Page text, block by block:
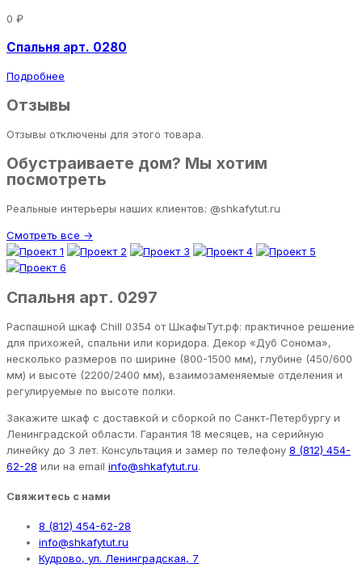
0 ₽
Спальня арт. 0280
Подробнее
Отзывы
Отзывы отключены для этого товара.
Обустраиваете дом? Мы хотим
посмотреть
Реальные интерьеры наших клиентов: @shkafytut.ru
Смотреть все →
Спальня арт. 0297
Распашной шкаф Chill 0354 от ШкафыТут.рф: практичное решение
для прихожей, спальни или коридора. Декор «Дуб Сонома»,
несколько размеров по ширине (800-1500 мм), глубине (450/600
мм) и высоте (2200/2400 мм), взаимозаменяемые отделения и
регулируемые по высоте полки.
Закажите шкаф с доставкой и сборкой по Санкт-Петербургу и
Ленинградской области. Гарантия 18 месяцев, на серийную
линейку до 3 лет. Консультация и замер по телефону 8 (812) 454-
62-28 или на email info@shkafytut.ru.
Свяжитесь с нами
8 (812) 454-62-28
info@shkafytut.ru
Кудрово, ул. Ленинградская, 7